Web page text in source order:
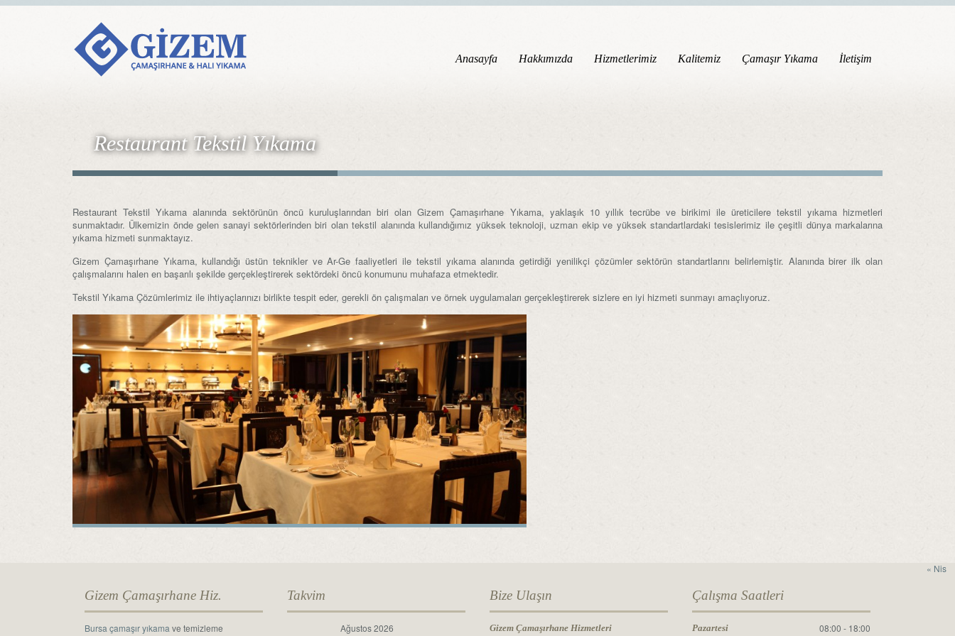
Anasayfa Hakkımızda Hizmetlerimiz Kalitemiz Çamaşır Yıkama İletişim
Restaurant Tekstil Yıkama
Restaurant Tekstil Yıkama alanında sektörünün öncü kuruluşlarından biri olan Gizem Çamaşırhane Yıkama, yaklaşık 10 yıllık tecrübe ve birikimi ile üreticilere tekstil yıkama hizmetleri
sunmaktadır. Ülkemizin önde gelen sanayi sektörlerinden biri olan tekstil alanında kullandığımız yüksek teknoloji, uzman ekip ve yüksek standartlardaki tesislerimiz ile çeşitli dünya markalarına
yıkama hizmeti sunmaktayız.
Gizem Çamaşırhane Yıkama, kullandığı üstün teknikler ve Ar-Ge faaliyetleri ile tekstil yıkama alanında getirdiği yenilikçi çözümler sektörün standartlarını belirlemiştir. Alanında birer ilk olan
çalışmalarını halen en başarılı şekilde gerçekleştirerek sektördeki öncü konumunu muhafaza etmektedir.
Tekstil Yıkama Çözümlerimiz ile ihtiyaçlarınızı birlikte tespit eder, gerekli ön çalışmaları ve örnek uygulamaları gerçekleştirerek sizlere en iyi hizmeti sunmayı amaçlıyoruz.
Gizem Çamaşırhane Hiz.
Bursa çamaşır yıkama ve temizleme
Takvim
Ağustos 2026
« Nis
Bize Ulaşın
Gizem Çamaşırhane Hizmetleri
Çalışma Saatleri
Pazartesi 08:00 - 18:00